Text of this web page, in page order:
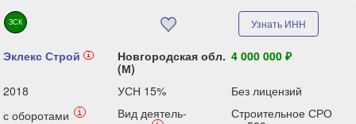
ЗСК Узнать ИНН
Эклекс Строй i
Новгородская обл.
(М)
4 000 000 ₽
2018 УСН 15%
Без лицензий
с оборотами
i
Вид деятель-
Строительное СРО